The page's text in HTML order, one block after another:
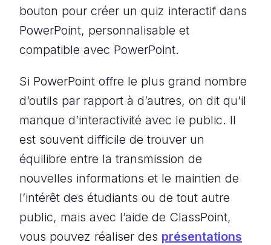
bouton pour créer un quiz interactif dans
PowerPoint, personnalisable et
compatible avec PowerPoint.
Si PowerPoint offre le plus grand nombre
d’outils par rapport à d’autres, on dit qu’il
manque d’interactivité avec le public. Il
est souvent difficile de trouver un
équilibre entre la transmission de
nouvelles informations et le maintien de
l’intérêt des étudiants ou de tout autre
public, mais avec l’aide de ClassPoint,
vous pouvez réaliser des présentations